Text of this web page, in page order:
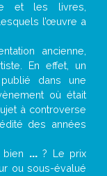
et les livres,
l’œuvre a
ancienne,
En effet, un
publié dans une
où était
à controverse
des années
...? Le prix
ou sous-évalué